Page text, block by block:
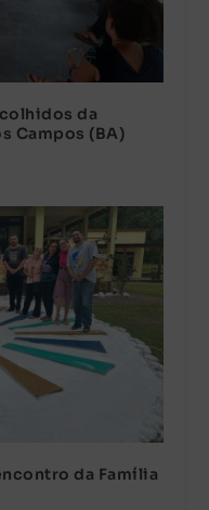
da
Campos (BA)
da Família